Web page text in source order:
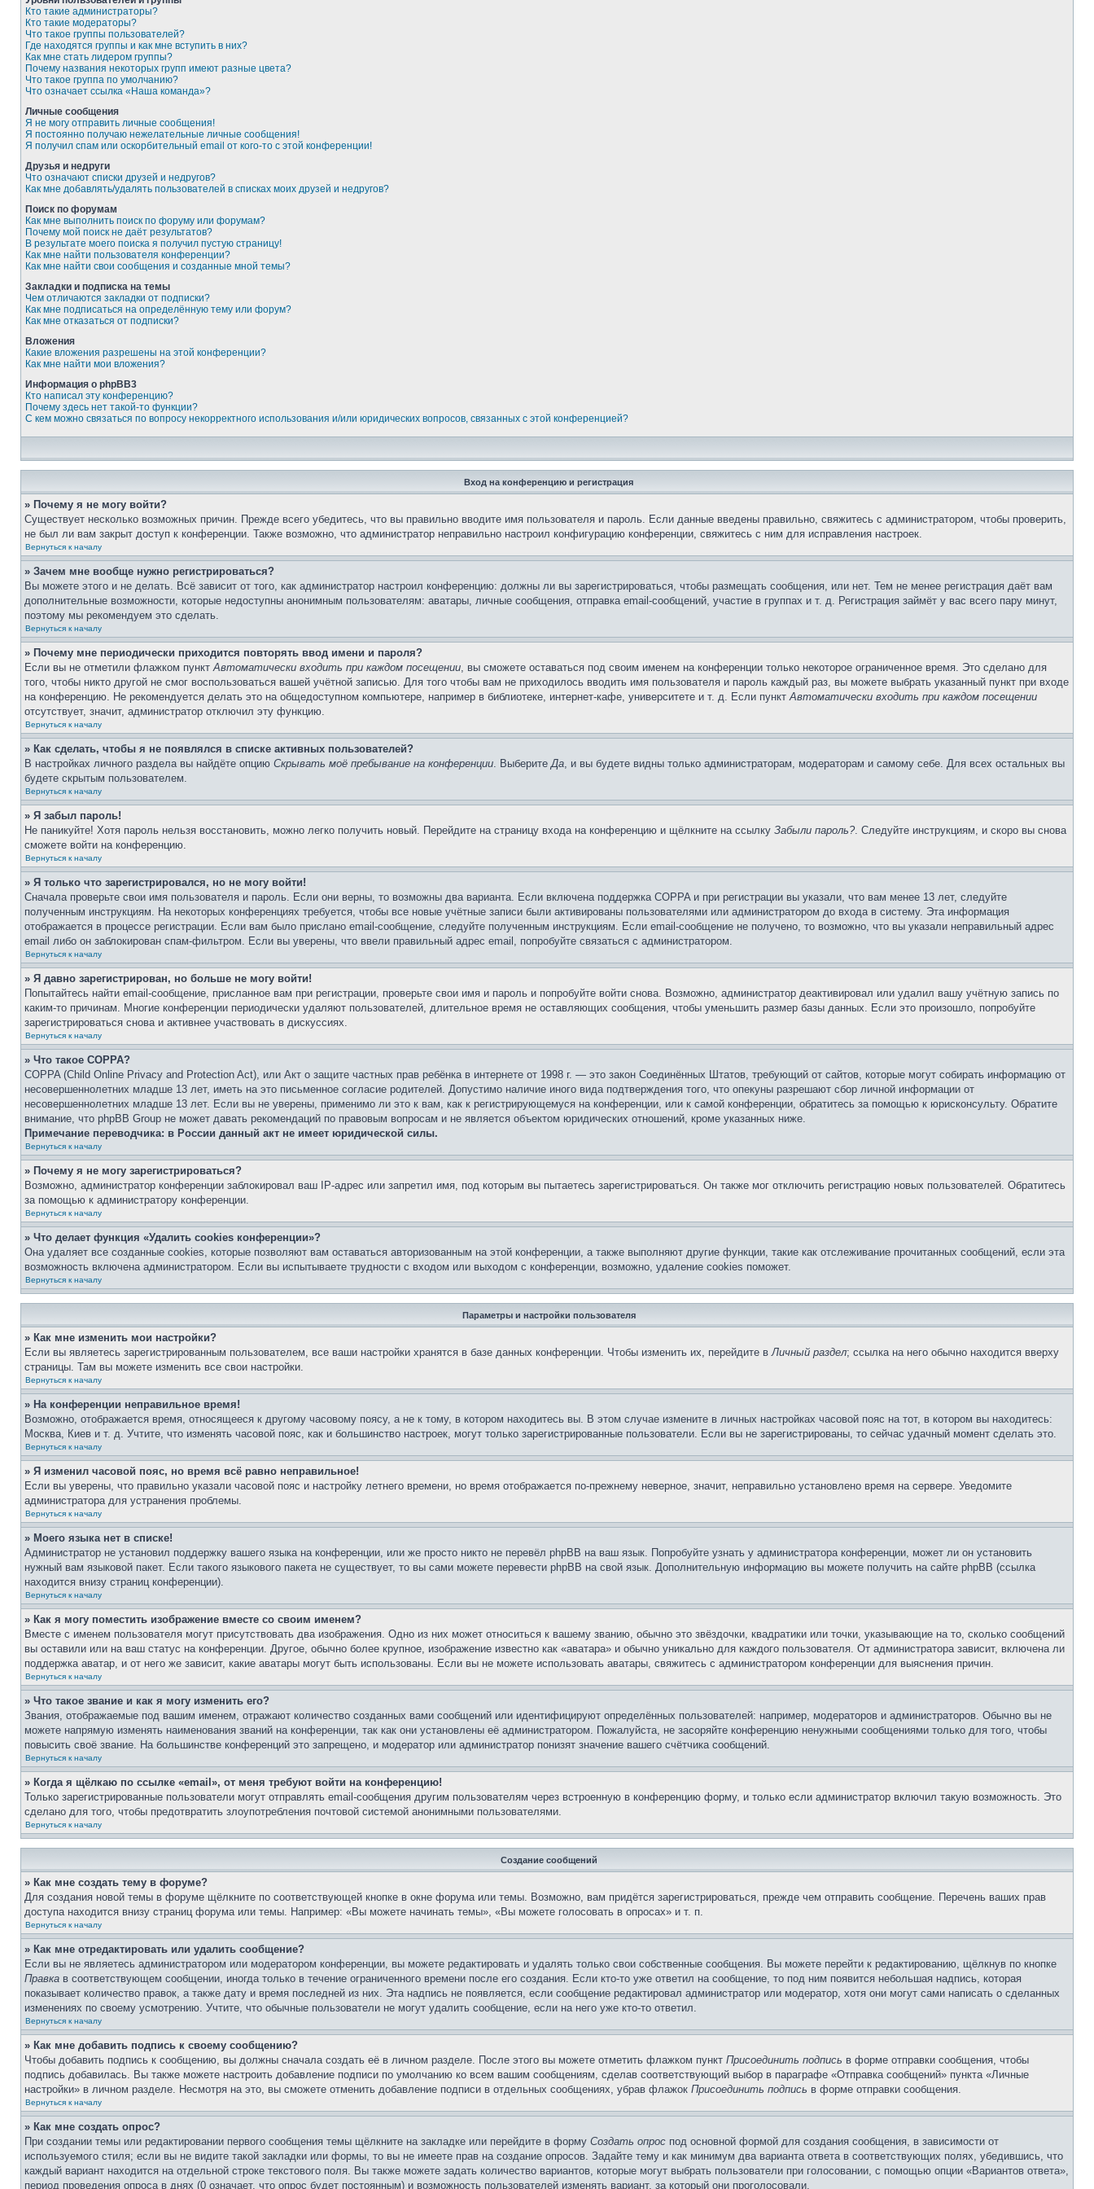
Кто такие администраторы?
Кто такие модераторы?
Что такое группы пользователей?
Где находятся группы и как мне вступить в них?
Как мне стать лидером группы?
Почему названия некоторых групп имеют разные цвета?
Что такое группа по умолчанию?
Что означает ссылка «Наша команда»?
Личные сообщения
Я не могу отправить личные сообщения!
Я постоянно получаю нежелательные личные сообщения!
Я получил спам или оскорбительный email от кого-то с этой конференции!
Друзья и недруги
Что означают списки друзей и недругов?
Как мне добавлять/удалять пользователей в списках моих друзей и недругов?
Поиск по форумам
Как мне выполнить поиск по форуму или форумам?
Почему мой поиск не даёт результатов?
В результате моего поиска я получил пустую страницу!
Как мне найти пользователя конференции?
Как мне найти свои сообщения и созданные мной темы?
Закладки и подписка на темы
Чем отличаются закладки от подписки?
Как мне подписаться на определённую тему или форум?
Как мне отказаться от подписки?
Вложения
Какие вложения разрешены на этой конференции?
Как мне найти мои вложения?
Информация о phpBB3
Кто написал эту конференцию?
Почему здесь нет такой-то функции?
С кем можно связаться по вопросу некорректного использования и/или юридических вопросов, связанных с этой конференцией?
Вход на конференцию и регистрация
» Почему я не могу войти?
Существует несколько возможных причин. Прежде всего убедитесь, что вы правильно вводите имя пользователя и пароль. Если данные введены правильно, свяжитесь с администратором, чтобы проверить,
не был ли вам закрыт доступ к конференции. Также возможно, что администратор неправильно настроил конфигурацию конференции, свяжитесь с ним для исправления настроек.
Вернуться к началу
» Зачем мне вообще нужно регистрироваться?
Вы можете этого и не делать. Всё зависит от того, как администратор настроил конференцию: должны ли вы зарегистрироваться, чтобы размещать сообщения, или нет. Тем не менее регистрация даёт вам
дополнительные возможности, которые недоступны анонимным пользователям: аватары, личные сообщения, отправка email-сообщений, участие в группах и т. д. Регистрация займёт у вас всего пару минут,
поэтому мы рекомендуем это сделать.
Вернуться к началу
» Почему мне периодически приходится повторять ввод имени и пароля?
Если вы не отметили флажком пунктАвтоматически входить при каждом посещении, вы сможете оставаться под своим именем на конференции только некоторое ограниченное время. Это сделано для
того, чтобы никто другой не смог воспользоваться вашей учётной записью. Для того чтобы вам не приходилось вводить имя пользователя и пароль каждый раз, вы можете выбрать указанный пункт при входе
на конференцию. Не рекомендуется делать это на общедоступном компьютере, например в библиотеке, интернет-кафе, университете и т. д. Если пунктАвтоматически входить при каждом посещении
отсутствует, значит, администратор отключил эту функцию.
Вернуться к началу
» Как сделать, чтобы я не появлялся в списке активных пользователей?
В настройках личного раздела вы найдёте опцию Скрывать моё пребывание на конференции. ВыберитеДа, и вы будете видны только администраторам, модераторам и самому себе. Для всех остальных вы
будете скрытым пользователем.
Вернуться к началу
» Я забыл пароль!
Не паникуйте! Хотя пароль нельзя восстановить, можно легко получить новый. Перейдите на страницу входа на конференцию и щёлкните на ссылку Забыли пароль?. Следуйте инструкциям, и скоро вы снова
сможете войти на конференцию.
Вернуться к началу
» Я только что зарегистрировался, но не могу войти!
Сначала проверьте свои имя пользователя и пароль. Если они верны, то возможны два варианта. Если включена поддержка COPPA и при регистрации вы указали, что вам менее 13 лет, следуйте
полученным инструкциям. На некоторых конференциях требуется, чтобы все новые учётные записи были активированы пользователями или администратором до входа в систему. Эта информация
отображается в процессе регистрации. Если вам было прислано email-сообщение, следуйте полученным инструкциям. Если email-сообщение не получено, то возможно, что вы указали неправильный адрес
email либо он заблокирован спам-фильтром. Если вы уверены, что ввели правильный адрес email, попробуйте связаться с администратором.
Вернуться к началу
» Я давно зарегистрирован, но больше не могу войти!
Попытайтесь найти email-сообщение, присланное вам при регистрации, проверьте свои имя и пароль и попробуйте войти снова. Возможно, администратор деактивировал или удалил вашу учётную запись по
каким-то причинам. Многие конференции периодически удаляют пользователей, длительное время не оставляющих сообщения, чтобы уменьшить размер базы данных. Если это произошло, попробуйте
зарегистрироваться снова и активнее участвовать в дискуссиях.
Вернуться к началу
» Что такое COPPA?
COPPA (Child Online Privacy and Protection Act), или Акт о защите частных прав ребёнка в интернете от 1998 г. — это закон Соединённых Штатов, требующий от сайтов, которые могут собирать информацию от
несовершеннолетних младше 13 лет, иметь на это письменное согласие родителей. Допустимо наличие иного вида подтверждения того, что опекуны разрешают сбор личной информации от
несовершеннолетних младше 13 лет. Если вы не уверены, применимо ли это к вам, как к регистрирующемуся на конференции, или к самой конференции, обратитесь за помощью к юрисконсульту. Обратите
внимание, что phpBB Group не может давать рекомендаций по правовым вопросам и не является объектом юридических отношений, кроме указанных ниже.
Примечание переводчика: в России данный акт не имеет юридической силы.
Вернуться к началу
» Почему я не могу зарегистрироваться?
Возможно, администратор конференции заблокировал ваш IP-адрес или запретил имя, под которым вы пытаетесь зарегистрироваться. Он также мог отключить регистрацию новых пользователей. Обратитесь
за помощью к администратору конференции.
Вернуться к началу
» Что делает функция «Удалить cookies конференции»?
Она удаляет все созданные cookies, которые позволяют вам оставаться авторизованным на этой конференции, а также выполняют другие функции, такие как отслеживание прочитанных сообщений, если эта
возможность включена администратором. Если вы испытываете трудности с входом или выходом с конференции, возможно, удаление cookies поможет.
Вернуться к началу
Параметры и настройки пользователя
» Как мне изменить мои настройки?
Если вы являетесь зарегистрированным пользователем, все ваши настройки хранятся в базе данных конференции. Чтобы изменить их, перейдите вЛичный раздел; ссылка на него обычно находится вверху
страницы. Там вы можете изменить все свои настройки.
Вернуться к началу
» На конференции неправильное время!
Возможно, отображается время, относящееся к другому часовому поясу, а не к тому, в котором находитесь вы. В этом случае измените в личных настройках часовой пояс на тот, в котором вы находитесь:
Москва, Киев и т. д. Учтите, что изменять часовой пояс, как и большинство настроек, могут только зарегистрированные пользователи. Если вы не зарегистрированы, то сейчас удачный момент сделать это.
Вернуться к началу
» Я изменил часовой пояс, но время всё равно неправильное!
Если вы уверены, что правильно указали часовой пояс и настройку летнего времени, но время отображается по-прежнему неверное, значит, неправильно установлено время на сервере. Уведомите
администратора для устранения проблемы.
Вернуться к началу
» Моего языка нет в списке!
Администратор не установил поддержку вашего языка на конференции, или же просто никто не перевёл phpBB на ваш язык. Попробуйте узнать у администратора конференции, может ли он установить
нужный вам языковой пакет. Если такого языкового пакета не существует, то вы сами можете перевести phpBB на свой язык. Дополнительную информацию вы можете получить на сайте phpBB (ссылка
находится внизу страниц конференции).
Вернуться к началу
» Как я могу поместить изображение вместе со своим именем?
Вместе с именем пользователя могут присутствовать два изображения. Одно из них может относиться к вашему званию, обычно это звёздочки, квадратики или точки, указывающие на то, сколько сообщений
вы оставили или на ваш статус на конференции. Другое, обычно более крупное, изображение известно как «аватара» и обычно уникально для каждого пользователя. От администратора зависит, включена ли
поддержка аватар, и от него же зависит, какие аватары могут быть использованы. Если вы не можете использовать аватары, свяжитесь с администратором конференции для выяснения причин.
Вернуться к началу
» Что такое звание и как я могу изменить его?
Звания, отображаемые под вашим именем, отражают количество созданных вами сообщений или идентифицируют определённых пользователей: например, модераторов и администраторов. Обычно вы не
можете напрямую изменять наименования званий на конференции, так как они установлены её администратором. Пожалуйста, не засоряйте конференцию ненужными сообщениями только для того, чтобы
повысить своё звание. На большинстве конференций это запрещено, и модератор или администратор понизят значение вашего счётчика сообщений.
Вернуться к началу
» Когда я щёлкаю по ссылке «email», от меня требуют войти на конференцию!
Только зарегистрированные пользователи могут отправлять email-сообщения другим пользователям через встроенную в конференцию форму, и только если администратор включил такую возможность. Это
сделано для того, чтобы предотвратить злоупотребления почтовой системой анонимными пользователями.
Вернуться к началу
Создание сообщений
» Как мне создать тему в форуме?
Для создания новой темы в форуме щёлкните по соответствующей кнопке в окне форума или темы. Возможно, вам придётся зарегистрироваться, прежде чем отправить сообщение. Перечень ваших прав
доступа находится внизу страниц форума или темы. Например: «Вы можете начинать темы», «Вы можете голосовать в опросах» и т. п.
Вернуться к началу
» Как мне отредактировать или удалить сообщение?
Если вы не являетесь администратором или модератором конференции, вы можете редактировать и удалять только свои собственные сообщения. Вы можете перейти к редактированию, щёлкнув по кнопке
Правка в соответствующем сообщении, иногда только в течение ограниченного времени после его создания. Если кто-то уже ответил на сообщение, то под ним появится небольшая надпись, которая
показывает количество правок, а также дату и время последней из них. Эта надпись не появляется, если сообщение редактировал администратор или модератор, хотя они могут сами написать о сделанных
изменениях по своему усмотрению. Учтите, что обычные пользователи не могут удалить сообщение, если на него уже кто-то ответил.
Вернуться к началу
» Как мне добавить подпись к своему сообщению?
Чтобы добавить подпись к сообщению, вы должны сначала создать её в личном разделе. После этого вы можете отметить флажком пункт Присоединить подпись в форме отправки сообщения, чтобы
подпись добавилась. Вы также можете настроить добавление подписи по умолчанию ко всем вашим сообщениям, сделав соответствующий выбор в параграфе «Отправка сообщений» пункта «Личные
настройки» в личном разделе. Несмотря на это, вы сможете отменить добавление подписи в отдельных сообщениях, убрав флажок Присоединить подпись в форме отправки сообщения.
Вернуться к началу
» Как мне создать опрос?
При создании темы или редактировании первого сообщения темы щёлкните на закладке или перейдите в форму Создать опрос под основной формой для создания сообщения, в зависимости от
используемого стиля; если вы не видите такой закладки или формы, то вы не имеете прав на создание опросов. Задайте тему и как минимум два варианта ответа в соответствующих полях, убедившись, что
каждый вариант находится на отдельной строке текстового поля. Вы также можете задать количество вариантов, которые могут выбрать пользователи при голосовании, с помощью опции «Вариантов ответа»,
период проведения опроса в днях (0 означает, что опрос будет постоянным) и возможность пользователей изменять вариант, за который они проголосовали.